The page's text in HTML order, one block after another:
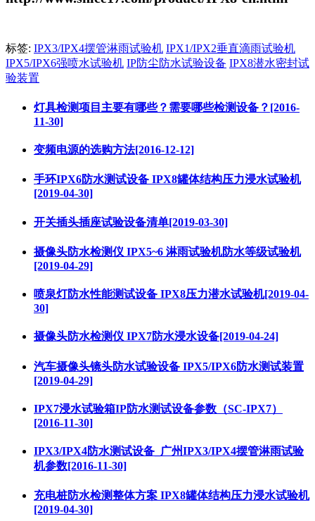
标签: IPX3/IPX4摆管淋雨试验机 IPX1/IPX2垂直滴雨试验机
IPX5/IPX6强喷水试验机 IP防尘防水试验设备 IPX8潜水密封试
验装置
灯具检测项目主要有哪些？需要哪些检测设备？[2016-
11-30]
变频电源的选购方法[2016-12-12]
手环IPX6防水测试设备 IPX8罐体结构压力浸水试验机
[2019-04-30]
开关插头插座试验设备清单[2019-03-30]
摄像头防水检测仪 IPX5~6 淋雨试验机防水等级试验机
[2019-04-29]
喷泉灯防水性能测试设备 IPX8压力潜水试验机[2019-04-
30]
摄像头防水检测仪 IPX7防水浸水设备[2019-04-24]
汽车摄像头镜头防水试验设备 IPX5/IPX6防水测试装置
[2019-04-29]
IPX7浸水试验箱IP防水测试设备参数（SC-IPX7）
[2016-11-30]
IPX3/IPX4防水测试设备_广州IPX3/IPX4摆管淋雨试验
机参数[2016-11-30]
充电桩防水检测整体方案 IPX8罐体结构压力浸水试验机
[2019-04-30]